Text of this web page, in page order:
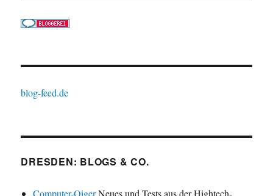
blog-feed.de
DRESDEN: BLOGS & CO.
Computer-OigerNeues und Tests aus der Hightech-